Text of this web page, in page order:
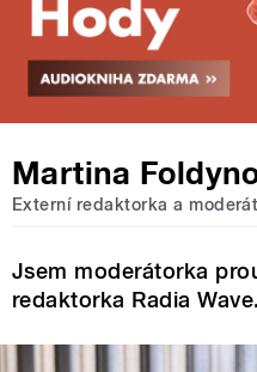
Martina
Externí redaktorka a
Jsem moderátorka
redaktorka Radia Wave.